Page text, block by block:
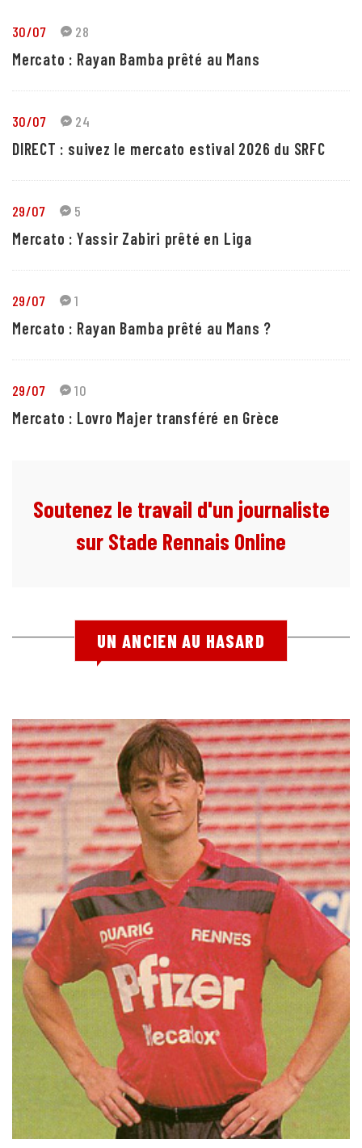
30/07 28
Mercato : Rayan Bamba prêté au Mans
30/07 24
DIRECT : suivez le mercato estival 2026 du SRFC
29/07 5
Mercato : Yassir Zabiri prêté en Liga
29/07 1
Mercato : Rayan Bamba prêté au Mans ?
29/07 10
Mercato : Lovro Majer transféré en Grèce
Soutenez le travail d'un journaliste
sur Stade Rennais Online
UN ANCIEN AU HASARD